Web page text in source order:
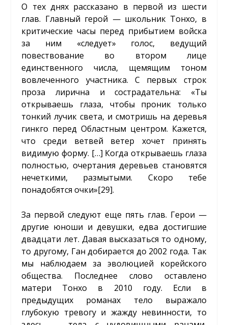
О тех днях рассказано в первой из шести
глав. Главный герой — школьник Тонхо, в
критические часы перед прибытием войска
за ним «следует» голос, ведущий
повествование во втором лице
единственного числа, щемящим тоном
вовлеченного участника. С первых строк
проза лирична и сострадательна: «Ты
открываешь глаза, чтобы проник только
тонкий лучик света, и смотришь на деревья
гинкго перед Областным центром. Кажется,
что среди ветвей ветер хочет принять
видимую форму. […] Когда открываешь глаза
полностью, очертания деревьев становятся
нечеткими, размытыми. Скоро тебе
понадобятся очки»[29].
За первой следуют еще пять глав. Герои —
другие юноши и девушки, едва достигшие
двадцати лет. Давая высказаться то одному,
то другому, Ган добирается до 2002 года. Так
мы наблюдаем за эволюцией корейского
общества. Последнее слово оставлено
матери Тонхо в 2010 году. Если в
предыдущих романах тело выражало
глубокую тревогу и жажду невинности, то